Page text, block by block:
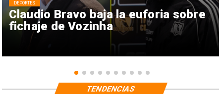
Claudio Bravo baja la euforia sobre
fichaje de Vozinha
DEPORTES
TENDENCIAS